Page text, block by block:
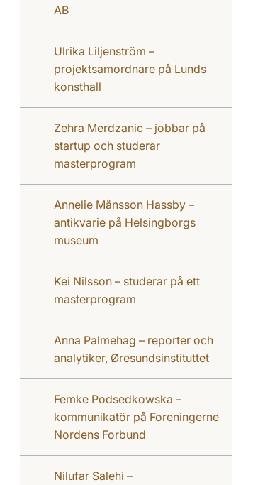
AB
Ulrika Liljenström –
projektsamordnare på Lunds
konsthall
Zehra Merdzanic – jobbar på
startup och studerar
masterprogram
Annelie Månsson Hassby –
antikvarie på Helsingborgs
museum
Kei Nilsson – studerar på ett
masterprogram
Anna Palmehag – reporter och
analytiker, Øresundsinstituttet
Femke Podsedkowska –
kommunikatör på Foreningerne
Nordens Forbund
Nilufar Salehi –